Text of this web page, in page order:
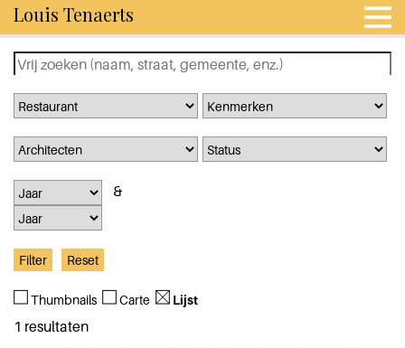
Louis Tenaerts
Thumbnails Carte Lijst
1 resultaten